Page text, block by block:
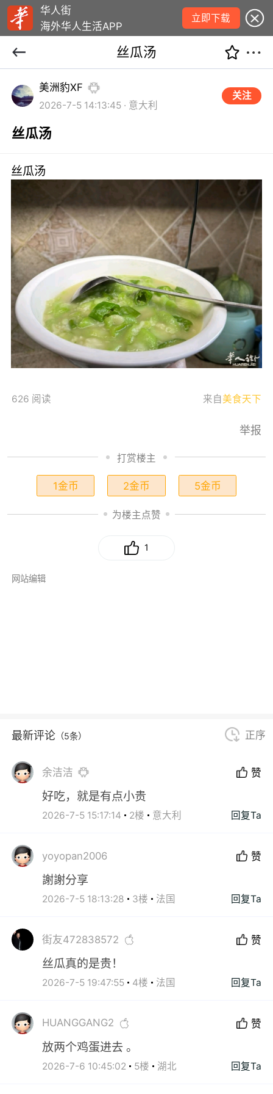
华人街
海外华人生活APP
立即下载
丝瓜汤
美洲豹XF
2026-7-5 14:13:45 · 意大利
关注
丝瓜汤
丝瓜汤
626 阅读 来自美食天下
举报
打赏楼主
1金币 2金币 5金币
为楼主点赞
1
网站编辑
最新评论 （5条） 正序
余洁洁 赞
好吃，就是有点小贵
2026-7-5 15:17:14 2楼 意大利 回复Ta
yoyopan2006 赞
謝謝分享
2026-7-5 18:13:28 3楼 法国 回复Ta
街友472838572 赞
丝瓜真的是贵！
2026-7-5 19:47:55 4楼 法国 回复Ta
HUANGGANG2 赞
放两个鸡蛋进去 。
2026-7-6 10:45:02 5楼 湖北 回复Ta